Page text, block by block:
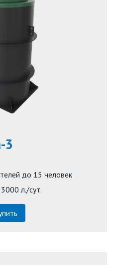
3
до 15 человек
л./сут.